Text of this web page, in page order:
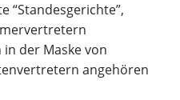
“Standesgerichte”,
der Maske von
angehören